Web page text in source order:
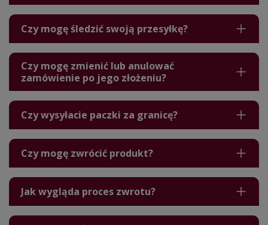
Czy mogę śledzić swoją przesyłkę?
Czy mogę zmienić lub anulować
zamówienie po jego złożeniu?
Czy wysyłacie paczki za granicę?
Czy mogę zwrócić produkt?
Jak wygląda proces zwrotu?